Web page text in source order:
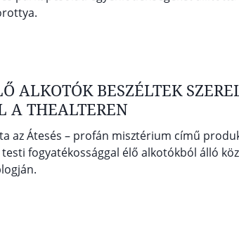
ALKOTÓK BESZÉLTEK
A THEALTEREN
az Átesés – profán misztérium című
testi fogyatékossággal élő alkotókból álló